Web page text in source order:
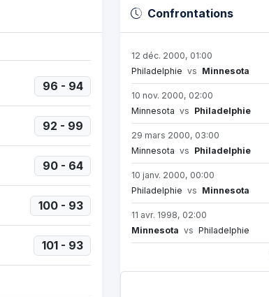
96 - 94
92 - 99
90 - 64
100 - 93
101 - 93
Confrontations
12 déc. 2000, 01:00
Philadelphie vs Minnesota
10 nov. 2000, 02:00
Minnesota vs Philadelphie
29 mars 2000, 03:00
Minnesota vs Philadelphie
10 janv. 2000, 00:00
Philadelphie vs Minnesota
11 avr. 1998, 02:00
Minnesota vs Philadelphie